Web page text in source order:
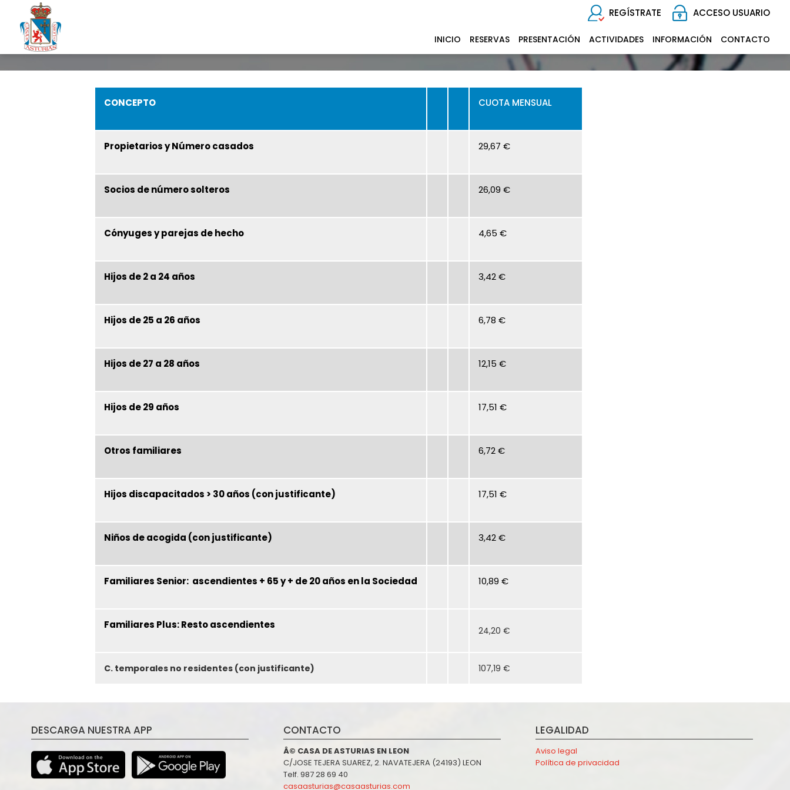
REGÍSTRATE ACCESO USUARIO
INICIO RESERVAS PRESENTACIÓN ACTIVIDADES INFORMACIÓN CONTACTO
CONCEPTO CUOTA MENSUAL
Propietarios y Número casados 29,67 €
Socios de número solteros 26,09 €
Cónyuges y parejas de hecho 4,65 €
Hijos de 2 a 24 años 3,42 €
Hijos de 25 a 26 años 6,78 €
Hijos de 27 a 28 años 12,15 €
Hijos de 29 años 17,51 €
Otros familiares 6,72 €
Hijos discapacitados > 30 años (con justificante) 17,51 €
Niños de acogida (con justificante) 3,42 €
Familiares Senior: ascendientes + 65 y + de 20 años en la Sociedad 10,89 €
Familiares Plus: Resto ascendientes 24,20 €
C. temporales no residentes (con justificante) 107,19 €
DESCARGA NUESTRA APP CONTACTO
Â© CASA DE ASTURIAS EN LEON
C/JOSE TEJERA SUAREZ, 2. NAVATEJERA (24193) LEON
Telf. 987 28 69 40
casaasturias@casaasturias.com
LEGALIDAD
Aviso legal
Política de privacidad